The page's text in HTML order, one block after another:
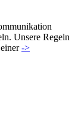
Unsere Regeln
->